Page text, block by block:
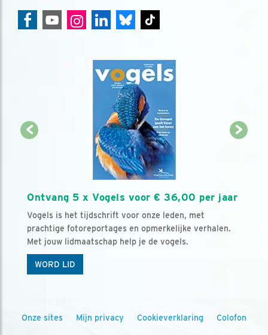
Ontvang 5 x Vogels voor € 36,00 per jaar
Vogels is het tijdschrift voor onze leden, met
prachtige fotoreportages en opmerkelijke verhalen.
Met jouw lidmaatschap help je de vogels.
WORD LID
Onze sites Mijn privacy Cookieverklaring Colofon